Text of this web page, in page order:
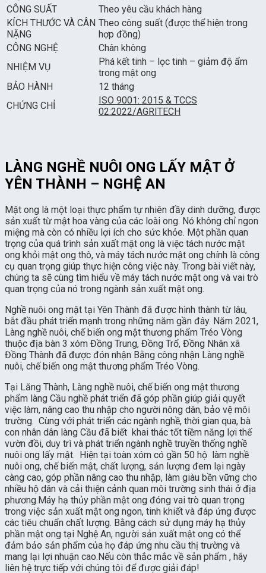
CÔNG SUẤT
Theo yêu cầu khách hàng
KÍCH THƯỚC VÀ CÂN
NẶNG
Theo công suất (được thể hiện trong
hợp đồng)
CÔNG NGHỆ
Chân không
NHIỆM VỤ
Phá kết tinh – lọc tinh – giảm độ ẩm
trong mật ong
BẢO HÀNH
12 tháng
CHỨNG CHỈ
ISO 9001: 2015 & TCCS
02:2022/AGRITECH
LÀNG NGHỀ NUÔI ONG LẤY MẬT Ở
YÊN THÀNH – NGHỆ AN
Mật ong là một loại thực phẩm tự nhiên đầy dinh dưỡng, được
sản xuất từ mật hoa vàng của các loài ong. Nó không chỉ ngon
miệng mà còn có nhiều lợi ích cho sức khỏe. Một phần quan
trọng của quá trình sản xuất mật ong là việc tách nước mật
ong khỏi mật ong thô, và máy tách nước mật ong chính là công
cụ quan trọng giúp thực hiện công việc này. Trong bài viết này,
chúng ta sẽ cùng tìm hiểu về máy tách nước mật ong và vai trò
quan trọng của nó trong ngành sản xuất mật ong.
Nghề nuôi ong mật tại Yên Thành đã được hình thành từ lâu,
bắt đầu phát triển mạnh trong những năm gần đây. Năm 2021,
Làng nghề nuôi, chế biến ong mật thương phẩm Tréo Vòng
thuộc địa bàn 3 xóm Đồng Trung, Đồng Trổ, Đồng Nhân xã
Đồng Thành đã được đón nhận Bằng công nhận Làng nghề
nuôi, chế biến ong mật thương phẩm Tréo Vòng.
Tại Lăng Thành, Làng nghề nuôi, chế biến ong mật thương
phẩm làng Cầu nghề phát triển đã góp phần giúp giải quyết
việc làm, nâng cao thu nhập cho người nông dân, bảo vệ môi
trường. Cùng với phát triển các ngành nghề, thời gian qua, bà
con nhân dân làng Cầu đã biết khai thác tốt tiềm năng lợi thế
vườn đồi, duy trì và phát triển ngành nghề truyền thống nghề
nuôi ong lấy mật. Hiện tại toàn xóm có gần 50 hộ làm nghề
nuôi ong, chế biến mật, chất lượng, sản lượng đem lại ngày
càng cao, góp phần nâng cao thu nhập, làm giàu bền vững cho
nhiều hộ dân và cải thiện cảnh quan môi trường sinh thái ở địa
phương.Máy hạ thủy phần mật ong đóng vai trò quan trọng
trong việc sản xuất mật ong ngon, tinh khiết và đáp ứng được
các tiêu chuẩn chất lượng. Bằng cách sử dụng máy hạ thủy
phần mật ong tại Nghệ An, người sản xuất mật ong có thể
đảm bảo sản phẩm của họ đáp ứng nhu cầu thị trường và
mang lại lợi nhuận cao.Nếu còn thắc mắc về sản phẩm , hãy
liên hệ trực tiếp với chúng tôi để được giải đáp!